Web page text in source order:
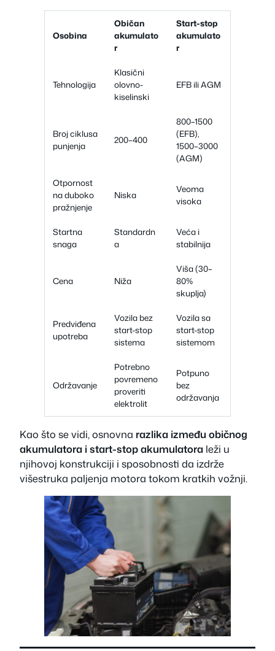
Osobina
Običan
akumulato
r
Start-stop
akumulato
r
Tehnologija
Klasični
olovno-
kiselinski
EFB ili AGM
Broj ciklusa
punjenja
200–400
800–1500
(EFB),
1500–3000
(AGM)
Otpornost
na duboko
pražnjenje
Niska
Veoma
visoka
Startna
snaga
Standardn
a
Veća i
stabilnija
Cena Niža
Viša (30–
80%
skuplja)
Predviđena
upotreba
Vozila bez
start-stop
sistema
Vozila sa
start-stop
sistemom
Održavanje
Potrebno
povremeno
proveriti
elektrolit
Potpuno
bez
održavanja
Kao što se vidi, osnovna razlika između običnog
akumulatora i start-stop akumulatora leži u
njihovoj konstrukciji i sposobnosti da izdrže
višestruka paljenja motora tokom kratkih vožnji.